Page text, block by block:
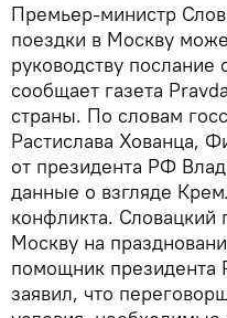
Премьер-министр
поездки в Москву
руководству
сообщает газета
страны. По словам
Растислава Хованца,
от президента РФ
данные о взгляде
конфликта. Словацкий
Москву на
помощник
заявил, что